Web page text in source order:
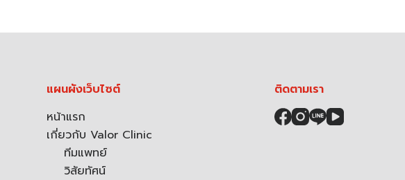
แผนผังเว็บไซต์
หน้าแรก
เกี่ยวกับ Valor Clinic
ทีมแพทย์
วิสัยทัศน์
ติดตามเรา